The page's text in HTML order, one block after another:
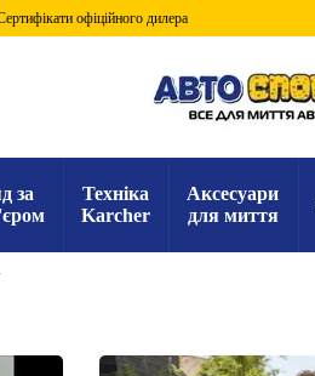
офіційного дилера
за
Техніка
Karcher
Аксесуари
для миття